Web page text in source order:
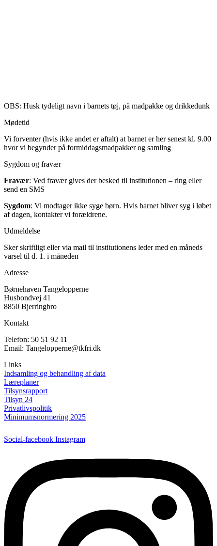
OBS: Husk tydeligt navn i barnets tøj, på madpakke og drikkedunk
Mødetid
Vi forventer (hvis ikke andet er aftalt) at barnet er her senest kl. 9.00
hvor vi begynder på formiddagsmadpakker og samling
Sygdom og fravær
Fravær: Ved fravær gives der besked til institutionen – ring eller
send en SMS
Sygdom: Vi modtager ikke syge børn. Hvis barnet bliver syg i løbet
af dagen, kontakter vi forældrene.
Udmeldelse
Sker skriftligt eller via mail til institutionens leder med en måneds
varsel til d. 1. i måneden
Adresse
Børnehaven Tangelopperne
Husbondvej 41
8850 Bjerringbro
Kontakt
Telefon: 50 51 92 11
Email: Tangelopperne@tkfri.dk
Links
Indsamling og behandling af data
Læreplaner
Tilsynsrapport
Tilsyn 24
Privatlivspolitik
Minimumsnormering 2025
Social-facebook Instagram